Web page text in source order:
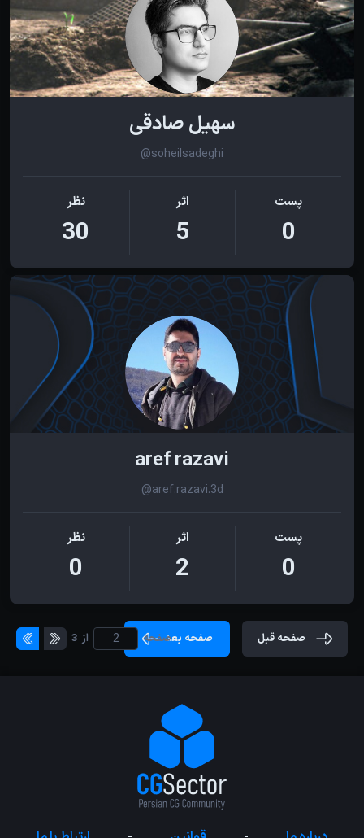
سهیل صادقی
@soheilsadeghi
پست
0
اثر
5
نظر
30
aref razavi
@aref.razavi.3d
پست
0
اثر
2
نظر
0
صفحه قبل صفحه بعدصفحه از 3